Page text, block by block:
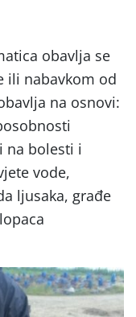
obavlja se
ili nabavkom od
na osnovi:
na bolesti i
vode,
ljusaka, građe